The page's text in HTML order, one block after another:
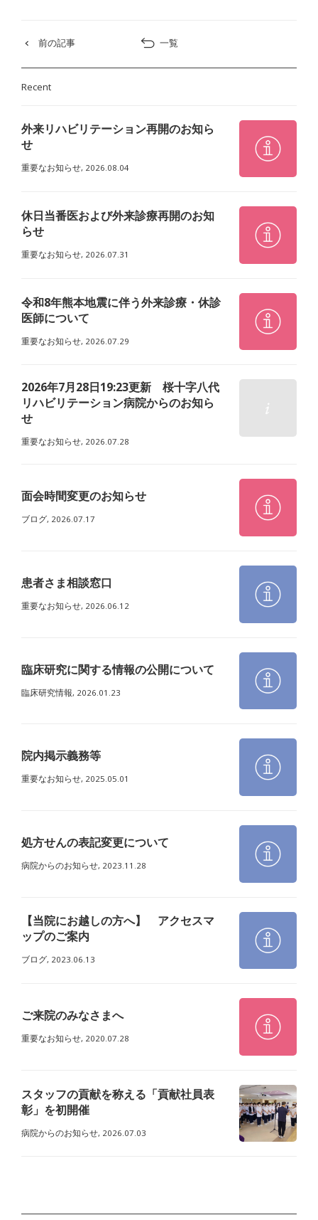
前の記事 一覧
Recent
外来リハビリテーション再開のお知ら
せ
重要なお知らせ, 2026.08.04
休日当番医および外来診療再開のお知
らせ
重要なお知らせ, 2026.07.31
令和8年熊本地震に伴う外来診療・休診
医師について
重要なお知らせ, 2026.07.29
2026年7月28日19:23更新 桜十字八代
リハビリテーション病院からのお知ら
せ
重要なお知らせ, 2026.07.28
面会時間変更のお知らせ
ブログ, 2026.07.17
患者さま相談窓口
重要なお知らせ, 2026.06.12
臨床研究に関する情報の公開について
臨床研究情報, 2026.01.23
院内掲示義務等
重要なお知らせ, 2025.05.01
処方せんの表記変更について
病院からのお知らせ, 2023.11.28
【当院にお越しの方へ】 アクセスマ
ップのご案内
ブログ, 2023.06.13
ご来院のみなさまへ
重要なお知らせ, 2020.07.28
スタッフの貢献を称える「貢献社員表
彰」を初開催
病院からのお知らせ, 2026.07.03